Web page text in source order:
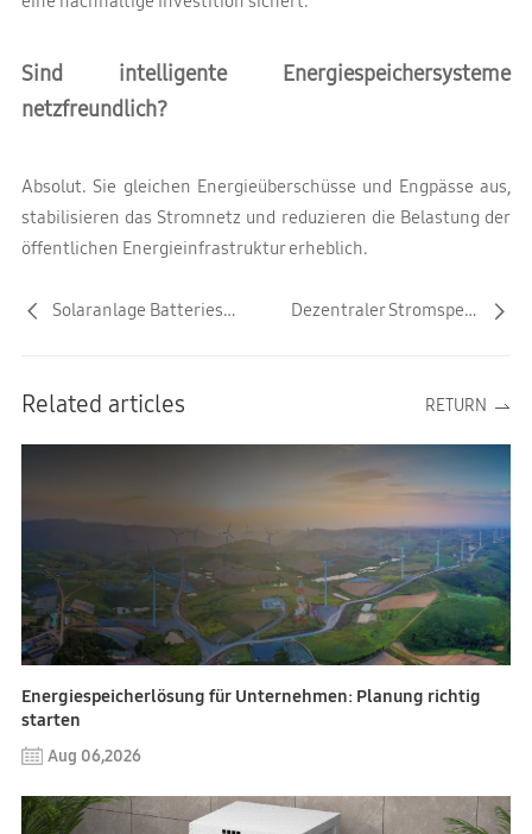
Sind intelligente Energiespeichersysteme
netzfreundlich?
Absolut. Sie gleichen Energieüberschüsse und Engpässe aus,
stabilisieren das Stromnetz und reduzieren die Belastung der
öffentlichen Energieinfrastruktur erheblich.
Solaranlage Batteriespeicher: Lohnt sich 2026? Dezentraler Stromspeicher: Bis 80 % Eigenverbrauch sparen
Related articles RETURN
Energiespeicherlösung für Unternehmen: Planung richtig
starten
Aug 06,2026